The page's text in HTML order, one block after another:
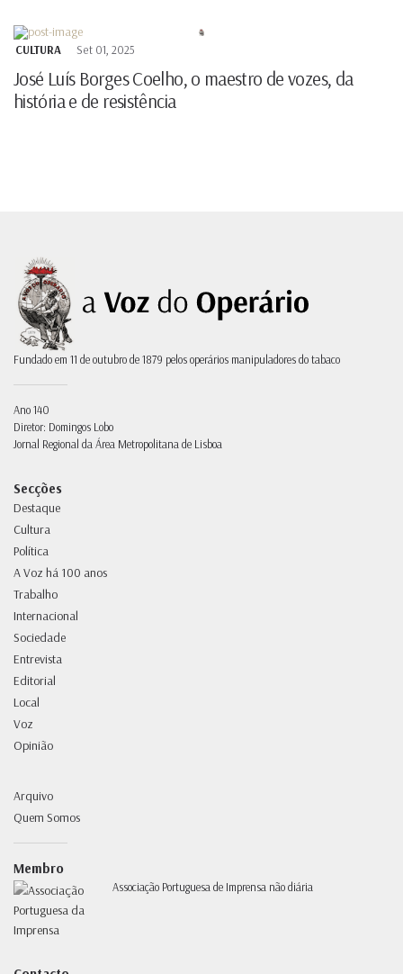
CULTURA Set 01, 2025
José Luís Borges Coelho, o maestro de vozes, da
história e de resistência
Fundado em 11 de outubro de 1879 pelos operários manipuladores do tabaco
Ano 140
Diretor: Domingos Lobo
Jornal Regional da Área Metropolitana de Lisboa
Secções
Destaque
Cultura
Política
A Voz há 100 anos
Trabalho
Internacional
Sociedade
Entrevista
Editorial
Local
Voz
Opinião
Arquivo
Quem Somos
Membro
Associação Portuguesa de Imprensa não diária